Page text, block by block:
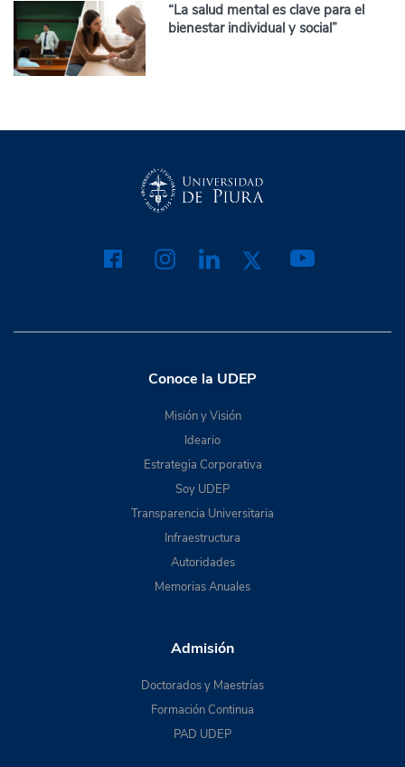
“La salud mental es clave para el
bienestar individual y social”
Conoce la UDEP
Misión y Visión
Ideario
Estrategia Corporativa
Soy UDEP
Transparencia Universitaria
Infraestructura
Autoridades
Memorias Anuales
Admisión
Doctorados y Maestrías
Formación Continua
PAD UDEP